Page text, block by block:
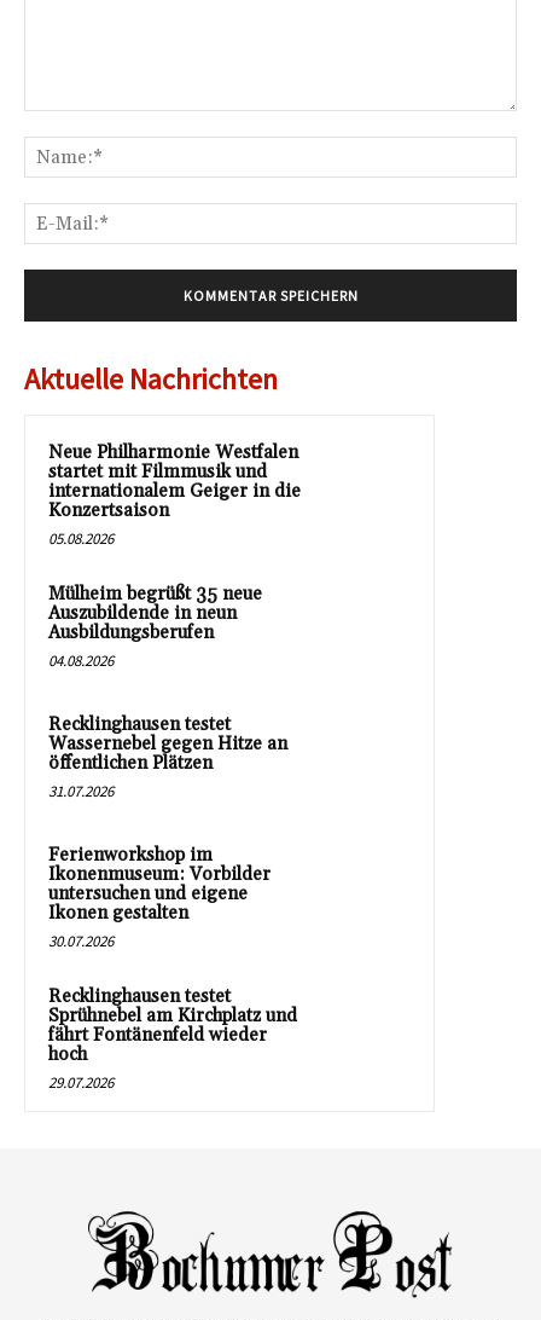
Aktuelle Nachrichten
Neue Philharmonie Westfalen
startet mit Filmmusik und
internationalem Geiger in die
Konzertsaison
05.08.2026
Mülheim begrüßt 35 neue
Auszubildende in neun
Ausbildungsberufen
04.08.2026
Recklinghausen testet
Wassernebel gegen Hitze an
öffentlichen Plätzen
31.07.2026
Ferienworkshop im
Ikonenmuseum: Vorbilder
untersuchen und eigene
Ikonen gestalten
30.07.2026
Recklinghausen testet
Sprühnebel am Kirchplatz und
fährt Fontänenfeld wieder
hoch
29.07.2026